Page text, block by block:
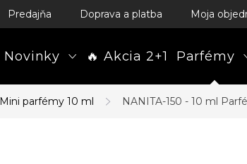
Predajňa Doprava a platba Moja
Novinky 🔥 Akcia 2+1 Parfémy
Mini parfémy 10 ml NANITA-150 - 10 ml